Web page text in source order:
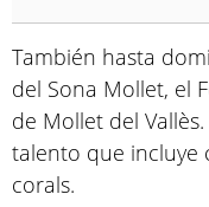
También hasta
del Sona Mollet, el
de Mollet del
talento que incluye
corals.